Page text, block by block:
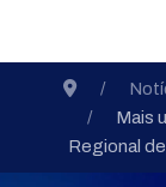
Mais
Regional